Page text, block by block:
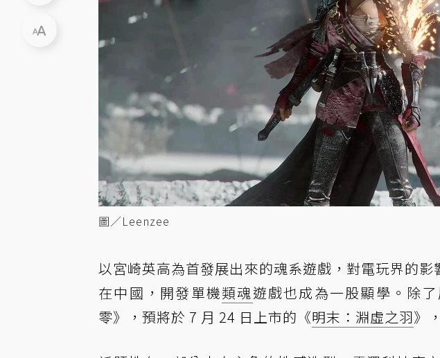
圖／Leenzee
以宮崎英高為首發展出來的魂系遊戲，對電玩界的影
在中國，開發單機類魂遊戲也成為一股顯學。除
零》，預將於 7 月 24 日上市的《明末：淵虛之羽》